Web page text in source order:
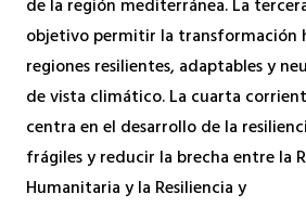
de la región mediterránea. La
objetivo permitir la transformación
regiones resilientes, adaptables y
de vista climático. La cuarta
centra en el desarrollo de la
frágiles y reducir la brecha entre la
Humanitaria y la Resiliencia y